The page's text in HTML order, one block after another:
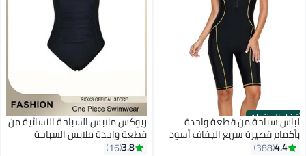
المنتجات
لباس سباحة من قطعة واحدة
بأكمام قصيرة سريع الجفاف أسود
4.4
388
ريوكس ملابس السباحة النسائية من
قطعة واحدة ملابس السباحة
البكيني للتحكم في البطنبدلة
3.8
16